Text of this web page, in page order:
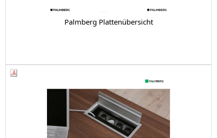
Palmberg Plattenübersicht